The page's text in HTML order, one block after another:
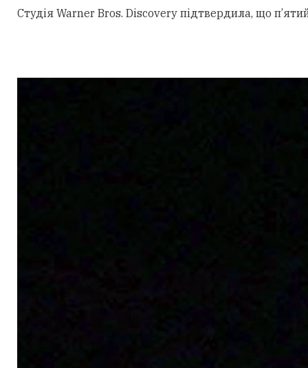
Студія Warner Bros. Discovery підтвердила, що